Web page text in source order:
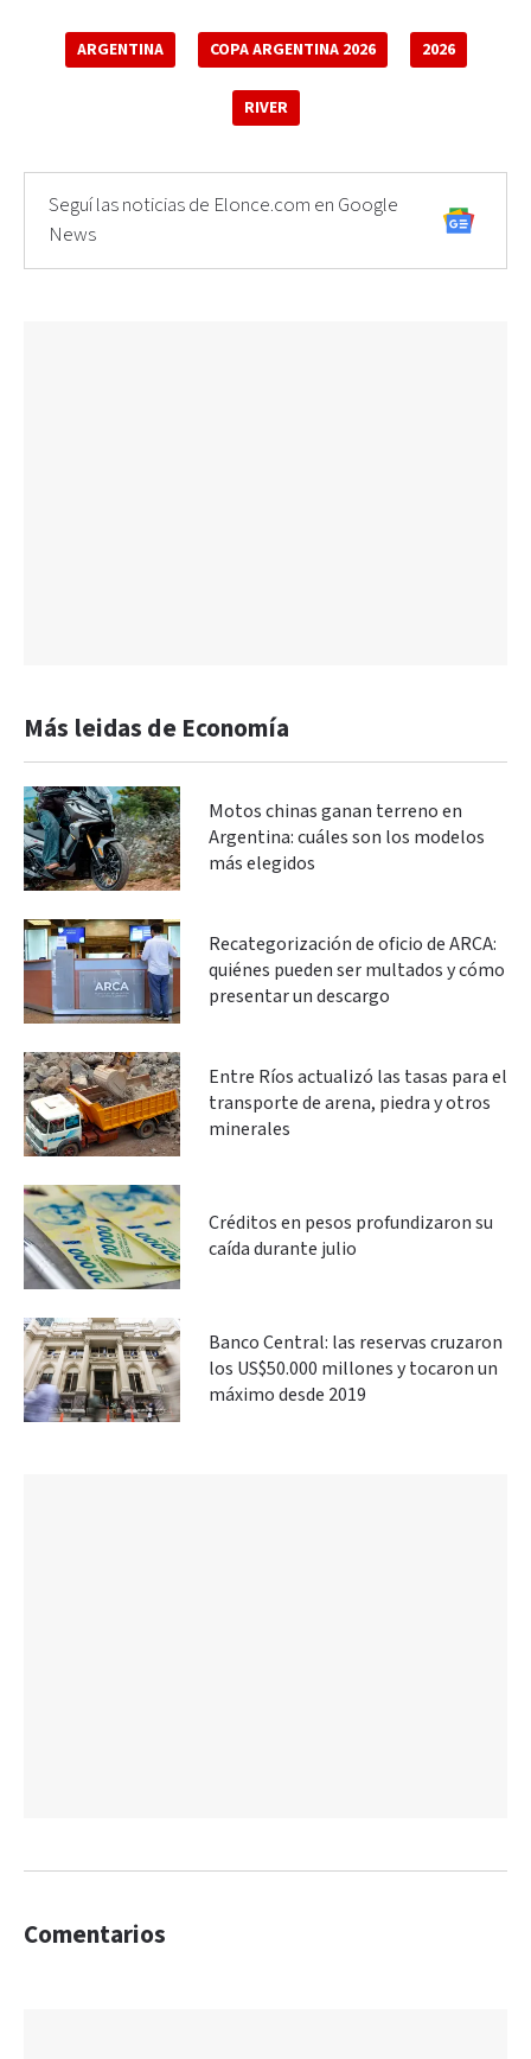
ARGENTINA COPA ARGENTINA 2026 2026
RIVER
Seguí las noticias de Elonce.com en Google
News
Más leidas de Economía
Motos chinas ganan terreno en
Argentina: cuáles son los modelos
más elegidos
Recategorización de oficio de ARCA:
quiénes pueden ser multados y cómo
presentar un descargo
Entre Ríos actualizó las tasas para el
transporte de arena, piedra y otros
minerales
Créditos en pesos profundizaron su
caída durante julio
Banco Central: las reservas cruzaron
los US$50.000 millones y tocaron un
máximo desde 2019
Comentarios